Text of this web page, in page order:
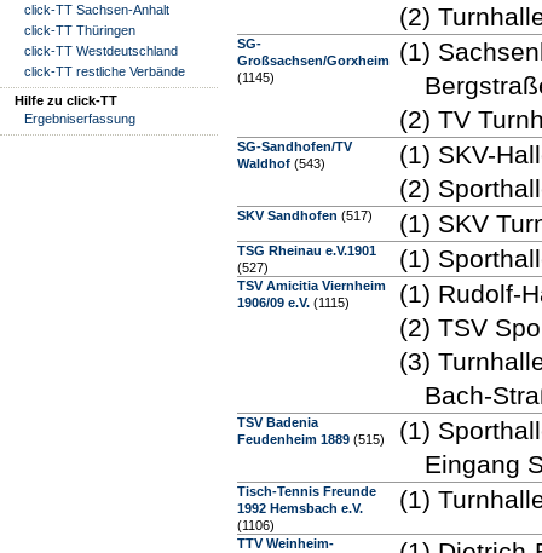
click-TT Sachsen-Anhalt
click-TT Thüringen
click-TT Westdeutschland
click-TT restliche Verbände
Hilfe zu click-TT
Ergebniserfassung
(2)
SG-
Großsachsen/Gorxheim
(1145)
(1)
(2) TV
SG-Sandhofen/TV
Waldhof (543)
(1) SKV-
(2)
SKV Sandhofen (517) (1) SKV
TSG Rheinau e.V.1901
(527)
(1)
TSV Amicitia Viernheim
1906/09 e.V. (1115)
(1) Rudolf-
(2) TSV
(3)
Bach-
TSV Badenia
Feudenheim 1889 (515)
(1)
Eingang
Tisch-Tennis Freunde
1992 Hemsbach e.V.
(1106)
(1)
TTV Weinheim-